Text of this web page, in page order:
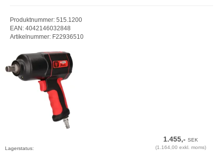
Produktnummer: 515.1200
EAN: 4042146032848
Artikelnummer: F22936510
Lagerstatus:
1.455,-SEK
(1.164,00 exkl. moms)